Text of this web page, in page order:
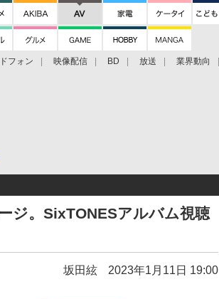
フォン 映像配信 BD 放送 業界動向
ジ。SixTONESアルバム視聴
坂田絃 2023年1月11日 19:00